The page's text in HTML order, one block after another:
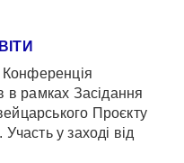
Конференція
в рамках Засідання
Проєкту
у заході від